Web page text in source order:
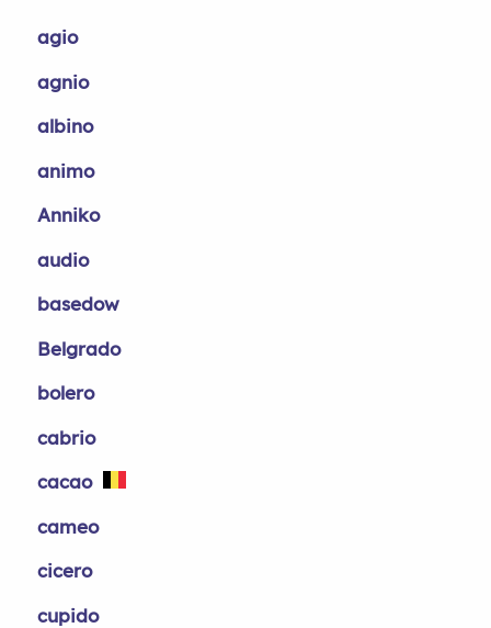
agio
agnio
albino
animo
Anniko
audio
basedow
Belgrado
bolero
cabrio
cacao
cameo
cicero
cupido